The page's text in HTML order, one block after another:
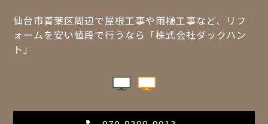
仙台市青葉区周辺で屋根工事や雨樋工事など、リフ
ォームを安い値段で行うなら「株式会社ダックハン
ト」